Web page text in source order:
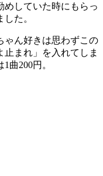
めしていた時にもらっ
た。
ゃん好きは思わずこの
止まれ」を入れてしま
曲200円。